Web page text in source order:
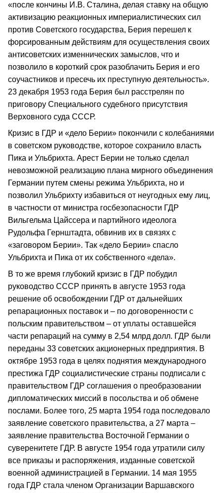
«после кончины И.В. Сталина, делая ставку на общую
активизацию реакционных империалистических сил
против Советского государства, Берия перешел к
форсированным действиям для осуществления своих
антисоветских изменнических замыслов, что и
позволило в короткий срок разоблачить Берия и его
соучастников и пресечь их преступную деятельность».
23 декабря 1953 года Берия был расстрелян по
приговору Специального судебного присутствия
Верховного суда СССР.
Кризис в ГДР и «дело Берии» покончили с колебаниями
в советском руководстве, которое сохранило власть
Пика и Ульбрихта. Арест Берии не только сделал
невозможной реализацию плана мирного объединения
Германии путем смены режима Ульбрихта, но и
позволил Ульбрихту избавиться от неугодных ему лиц,
в частности от министра госбезопасности ГДР
Вильгельма Цайссера и партийного идеолога
Рудольфа Гернштадта, обвинив их в связях с
«заговором Берии». Так «дело Берии» спасло
Ульбрихта и Пика от их собственного «дела».
В то же время глубокий кризис в ГДР побудил
руководство СССР принять в августе 1953 года
решение об освобождении ГДР от дальнейших
репарационных поставок и – по договоренности с
польским правительством – от уплаты оставшейся
части репараций на сумму в 2,54 млрд долл. ГДР были
переданы 33 советских акционерных предприятия. В
октябре 1953 года в целях поднятия международного
престижа ГДР социалистические страны подписали с
правительством ГДР соглашения о преобразовании
дипломатических миссий в посольства и об обмене
послами. Более того, 25 марта 1954 года последовало
заявление советского правительства, а 27 марта –
заявление правительства Восточной Германии о
суверенитете ГДР. В августе 1954 года утратили силу
все приказы и распоряжения, изданные советской
военной администрацией в Германии. 14 мая 1955
года ГДР стала членом Организации Варшавского